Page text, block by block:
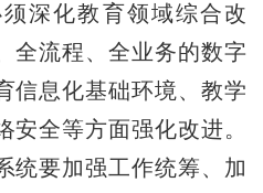
深化教育领域综合改
全流程、全业务的数字
信息化基础环境、教学
安全等方面强化改进。
统要加强工作统筹、加